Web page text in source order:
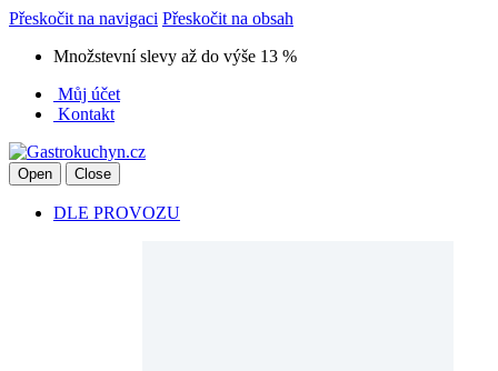
Přeskočit na navigaci Přeskočit na obsah
Množstevní slevy až do výše 13 %
Můj účet
Kontakt
Open Close
DLE PROVOZU